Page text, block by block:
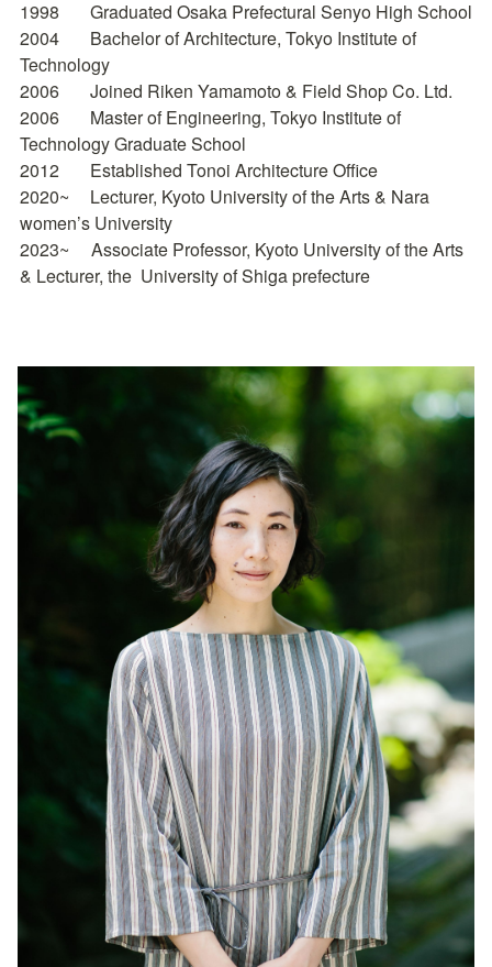
1998	Graduated Osaka Prefectural Senyo High School
2004	Bachelor of Architecture, Tokyo Institute of
Technology
2006	Joined Riken Yamamoto & Field Shop Co. Ltd.
2006	Master of Engineering, Tokyo Institute of
Technology Graduate School
2012	Established Tonoi Architecture Office
2020~	Lecturer, Kyoto University of the Arts & Nara
women’s University
2023~     Associate Professor, Kyoto University of the Arts
& Lecturer, the  University of Shiga prefecture